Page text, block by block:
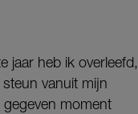
jaar heb ik overleefd,
vanuit mijn
moment